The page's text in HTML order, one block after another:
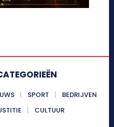
SPORT
BEDRIJVEN
CULTUUR